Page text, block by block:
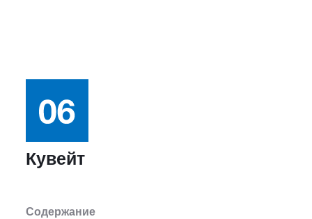
Кувейт
Содержание